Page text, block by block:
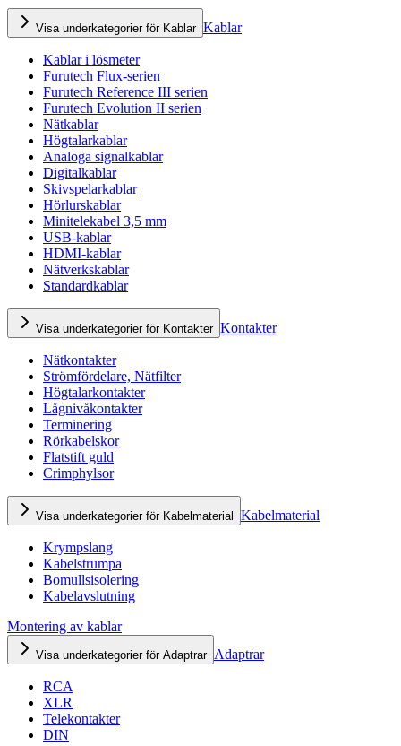
Visa underkategorier för Kablar Kablar
Kablar i lösmeter
Furutech Flux-serien
Furutech Reference III serien
Furutech Evolution II serien
Nätkablar
Högtalarkablar
Analoga signalkablar
Digitalkablar
Skivspelarkablar
Hörlurskablar
Minitelekabel 3,5 mm
USB-kablar
HDMI-kablar
Nätverkskablar
Standardkablar
Visa underkategorier för Kontakter Kontakter
Nätkontakter
Strömfördelare, Nätfilter
Högtalarkontakter
Lågnivåkontakter
Terminering
Rörkabelskor
Flatstift guld
Crimphylsor
Visa underkategorier för Kabelmaterial Kabelmaterial
Krympslang
Kabelstrumpa
Bomullsisolering
Kabelavslutning
Montering av kablar
Visa underkategorier för Adaptrar Adaptrar
RCA
XLR
Telekontakter
DIN